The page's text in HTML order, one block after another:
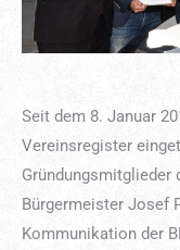
Seit dem 8. Januar
Vereinsregister
Gründungsmitglieder
Bürgermeister Josef
Kommunikation der